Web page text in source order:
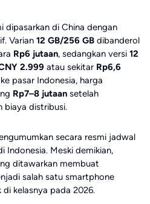
dipasarkan di China dengan
Varian 12 GB/256 GBdibanderol
Rp6 jutaan, sedangkan versi 12
2.999 atau sekitar Rp6,6
pasar Indonesia, harga
Rp7–8 jutaansetelah
biaya distribusi.
secara resmi jadwal
Indonesia. Meski demikian,
ditawarkan membuat
salah satu smartphone
kelasnya pada 2026.